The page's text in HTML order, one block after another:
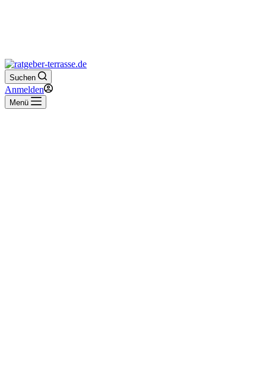
Suchen
Anmelden
Menü